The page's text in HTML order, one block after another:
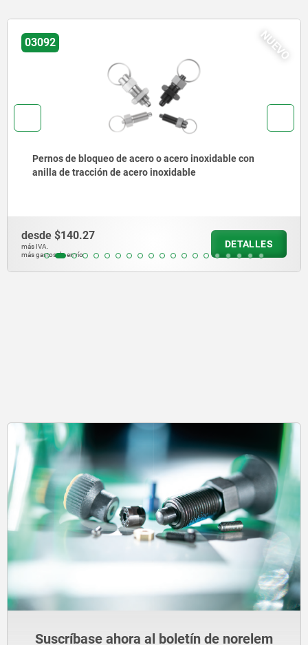
o acero inoxidable con
inoxidable
Pernos de bloqueo de
desde
más gastos de envío
Suscríbase ahora al boletín de norelem